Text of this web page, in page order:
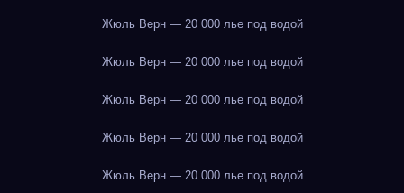
Жюль Верн — 20 000 лье под водой
Жюль Верн — 20 000 лье под водой
Жюль Верн — 20 000 лье под водой
Жюль Верн — 20 000 лье под водой
Жюль Верн — 20 000 лье под водой